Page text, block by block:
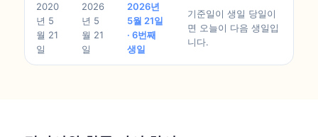
2020
년 5
월 21
일
2026
년 5
월 21
일
2026년
5월 21일
· 6번째
생일
기준일이 생일 당일이
면 오늘이 다음 생일입
니다.